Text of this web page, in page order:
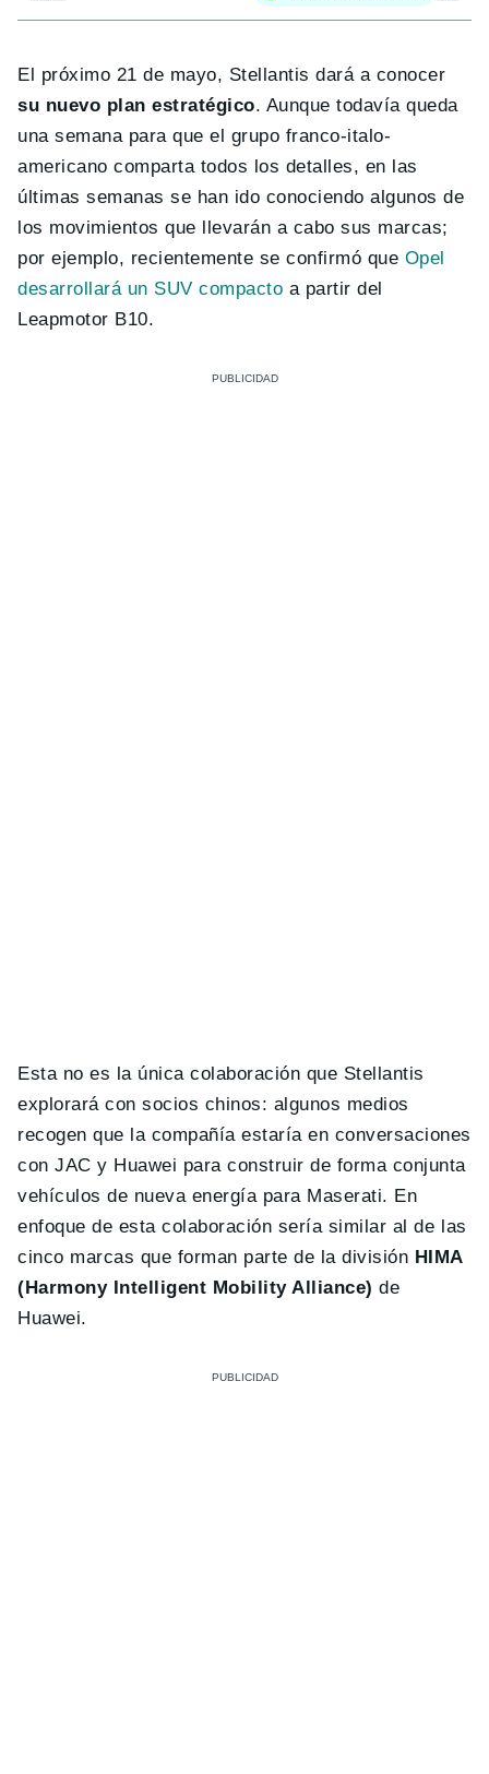
El próximo 21 de mayo, Stellantis dará a conocer
su nuevo plan estratégico. Aunque todavía queda
una semana para que el grupo franco-italo-
americano comparta todos los detalles, en las
últimas semanas se han ido conociendo algunos de
los movimientos que llevarán a cabo sus marcas;
por ejemplo, recientemente se confirmó que Opel
desarrollará un SUV compacto a partir del
Leapmotor B10.
Esta no es la única colaboración que Stellantis
explorará con socios chinos: algunos medios
recogen que la compañía estaría en conversaciones
con JAC y Huawei para construir de forma conjunta
vehículos de nueva energía para Maserati. En
enfoque de esta colaboración sería similar al de las
cinco marcas que forman parte de la división HIMA
(Harmony Intelligent Mobility Alliance)de
Huawei.